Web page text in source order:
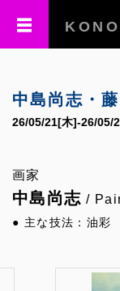
中島尚志・
26/05/21[木]-26/05/
画家
中島尚志 /
● 主な技法：油彩